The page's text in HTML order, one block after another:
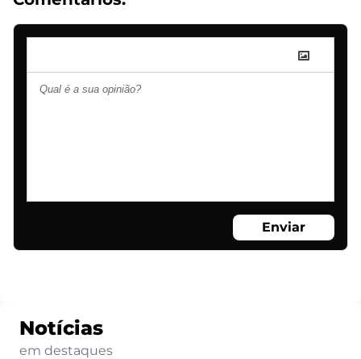
Enviar
Notícias
em destaques